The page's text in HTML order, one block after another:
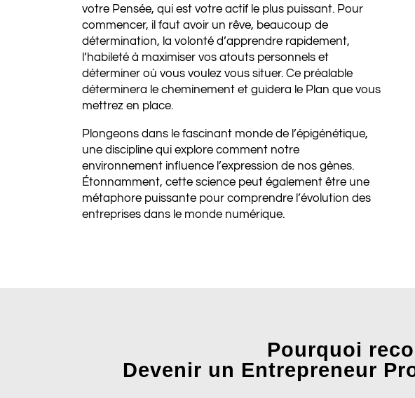
votre Pensée, qui est votre actif le plus puissant. Pour
commencer, il faut avoir un rêve, beaucoup de
détermination, la volonté d’apprendre rapidement,
l’habileté à maximiser vos atouts personnels et
déterminer où vous voulez vous situer. Ce préalable
déterminera le cheminement et guidera le Plan que vous
mettrez en place.
Plongeons dans le fascinant monde de l’épigénétique,
une discipline qui explore comment notre
environnement influence l’expression de nos gènes.
Étonnamment, cette science peut également être une
métaphore puissante pour comprendre l’évolution des
entreprises dans le monde numérique.
Pourquoi
Devenir un Entrepreneur